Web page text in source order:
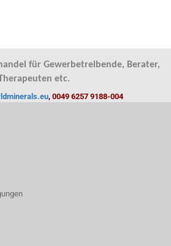
für Gewerbetreibende, Berater,
etc.
, 0049 6257 9188-004